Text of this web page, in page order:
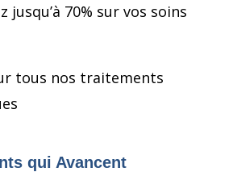
jusqu’à 70% sur vos soins
tous nos traitements
qui Avancent